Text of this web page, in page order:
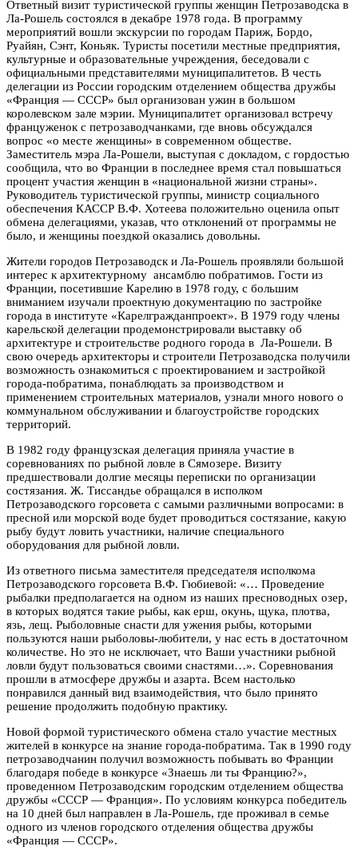
Ответный визит туристической группы женщин Петрозаводска в
Ла-Рошель состоялся в декабре 1978 года. В программу
мероприятий вошли экскурсии по городам Париж, Бордо,
Руайян, Сэнт, Коньяк. Туристы посетили местные предприятия,
культурные и образовательные учреждения, беседовали с
официальными представителями муниципалитетов. В честь
делегации из России городским отделением общества дружбы
«Франция — СССР» был организован ужин в большом
королевском зале мэрии. Муниципалитет организовал встречу
француженок с петрозаводчанками, где вновь обсуждался
вопрос «о месте женщины» в современном обществе.
Заместитель мэра Ла-Рошели, выступая с докладом, с гордостью
сообщила, что во Франции в последнее время стал повышаться
процент участия женщин в «национальной жизни страны».
Руководитель туристической группы, министр социального
обеспечения КАССР В.Ф. Хотеева положительно оценила опыт
обмена делегациями, указав, что отклонений от программы не
было, и женщины поездкой оказались довольны.
Жители городов Петрозаводск и Ла-Рошель проявляли большой
интерес к архитектурному ансамблю побратимов. Гости из
Франции, посетившие Карелию в 1978 году, с большим
вниманием изучали проектную документацию по застройке
города в институте «Карелгражданпроект». В 1979 году члены
карельской делегации продемонстрировали выставку об
архитектуре и строительстве родного города в Ла-Рошели. В
свою очередь архитекторы и строители Петрозаводска получили
возможность ознакомиться с проектированием и застройкой
города-побратима, понаблюдать за производством и
применением строительных материалов, узнали много нового о
коммунальном обслуживании и благоустройстве городских
территорий.
В 1982 году французская делегация приняла участие в
соревнованиях по рыбной ловле в Сямозере. Визиту
предшествовали долгие месяцы переписки по организации
состязания. Ж. Тиссандье обращался в исполком
Петрозаводского горсовета с самыми различными вопросами: в
пресной или морской воде будет проводиться состязание, какую
рыбу будут ловить участники, наличие специального
оборудования для рыбной ловли.
Из ответного письма заместителя председателя исполкома
Петрозаводского горсовета В.Ф. Гюбиевой: «… Проведение
рыбалки предполагается на одном из наших пресноводных озер,
в которых водятся такие рыбы, как ерш, окунь, щука, плотва,
язь, лещ. Рыболовные снасти для ужения рыбы, которыми
пользуются наши рыболовы-любители, у нас есть в достаточном
количестве. Но это не исключает, что Ваши участники рыбной
ловли будут пользоваться своими снастями…». Соревнования
прошли в атмосфере дружбы и азарта. Всем настолько
понравился данный вид взаимодействия, что было принято
решение продолжить подобную практику.
Новой формой туристического обмена стало участие местных
жителей в конкурсе на знание города-побратима. Так в 1990 году
петрозаводчанин получил возможность побывать во Франции
благодаря победе в конкурсе «Знаешь ли ты Францию?»,
проведенном Петрозаводским городским отделением общества
дружбы «СССР — Франция». По условиям конкурса победитель
на 10 дней был направлен в Ла-Рошель, где проживал в семье
одного из членов городского отделения общества дружбы
«Франция — СССР».